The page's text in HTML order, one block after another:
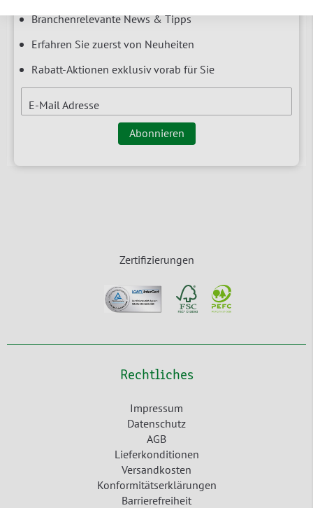
Branchenrelevante News & Tipps
Erfahren Sie zuerst von Neuheiten
Rabatt-Aktionen exklusiv vorab für Sie
E-Mail Adresse
Abonnieren
Zertifizierungen
Rechtliches
Impressum
Datenschutz
AGB
Lieferkonditionen
Versandkosten
Konformitätserklärungen
Barrierefreiheit